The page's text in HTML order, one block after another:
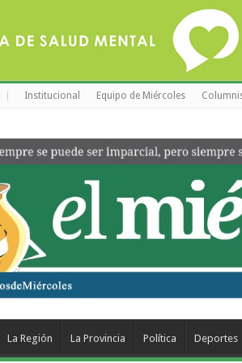
Institucional Equipo de Miércoles
La Región La Provincia Política Deportes